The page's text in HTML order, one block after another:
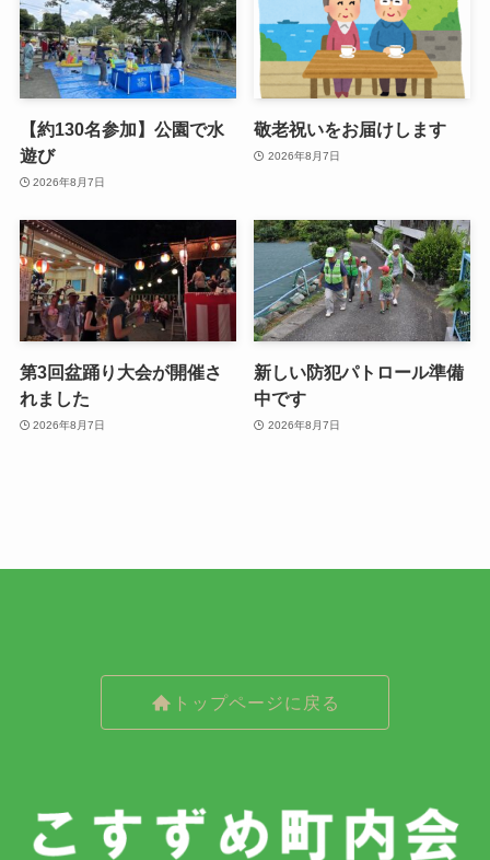
【約130名参加】公園で水
遊び
2026年8月7日
敬老祝いをお届けします
2026年8月7日
第3回盆踊り大会が開催さ
れました
2026年8月7日
新しい防犯パトロール準備
中です
2026年8月7日
トップページに戻る